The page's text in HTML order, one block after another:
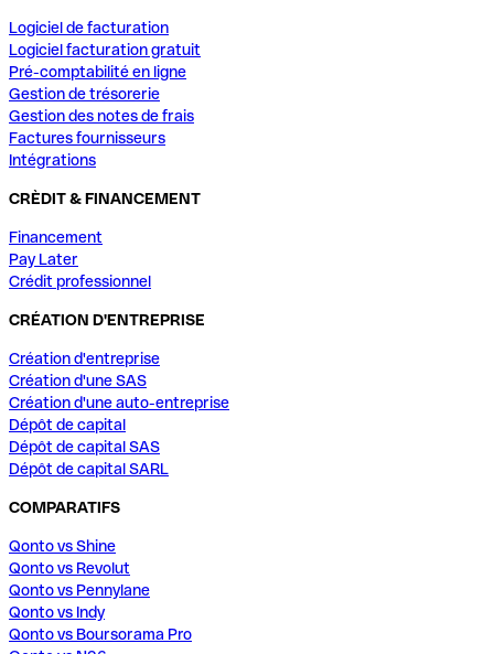
Logiciel de facturation
Logiciel facturation gratuit
Pré-comptabilité en ligne
Gestion de trésorerie
Gestion des notes de frais
Factures fournisseurs
Intégrations
CRÈDIT & FINANCEMENT
Financement
Pay Later
Crédit professionnel
CRÉATION D'ENTREPRISE
Création d'entreprise
Création d'une SAS
Création d'une auto-entreprise
Dépôt de capital
Dépôt de capital SAS
Dépôt de capital SARL
COMPARATIFS
Qonto vs Shine
Qonto vs Revolut
Qonto vs Pennylane
Qonto vs Indy
Qonto vs Boursorama Pro